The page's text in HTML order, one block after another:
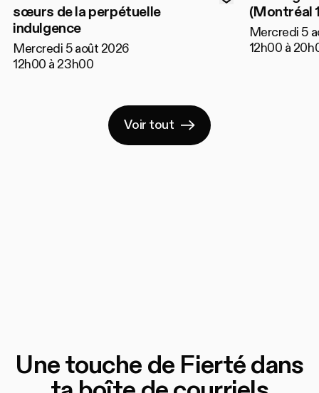
sœurs de la perpétuelle
indulgence
Mercredi 5 août 2026
12h00 à 23h00
(Montréal
Mercredi 5
12h00 à
Voir tout
Une touche de Fierté dans